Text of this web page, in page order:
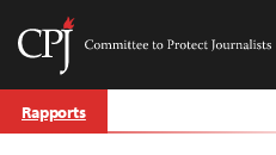
Skip
to
Committee
Journalists
Rapports